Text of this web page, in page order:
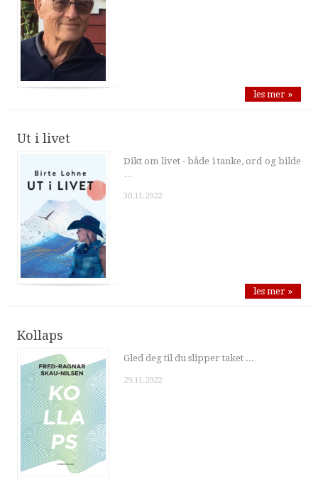
les mer »
Ut i livet
Dikt om livet - både i tanke, ord og bilde
…
30.11.2022
les mer »
Kollaps
Gled deg til du slipper taket ...
29.11.2022